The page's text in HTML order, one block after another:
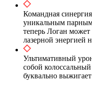
Командная
уникальным
теперь Логан может
лазерной энергией
Ультимативный
собой
буквально